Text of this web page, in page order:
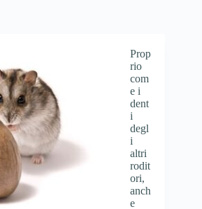
Prop
rio
com
e i
dent
i
degl
i
altri
rodit
ori,
anch
e